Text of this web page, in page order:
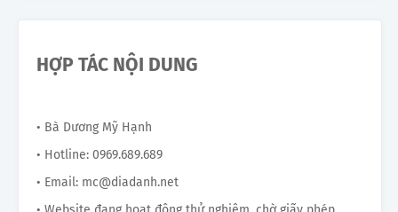
HỢP TÁC NỘI DUNG
• Bà Dương Mỹ Hạnh
• Hotline: 0969.689.689
• Email: mc@diadanh.net